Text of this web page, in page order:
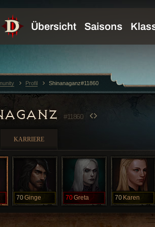
#11860
KARRIERE
70Ginge 70Greta 70 Karen
Profil Shinanaganz#11860